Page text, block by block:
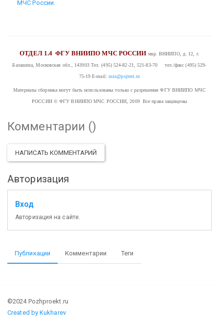
МЧС России.
ОТДЕЛ 1.4ФГУ ВНИИПО МЧС РОССИИ мкр. ВНИИПО, д. 12, г.
Балашиха, Московская обл., 143903Тел. (495) 524-82-21, 521-83-70 тел./факс (495) 529-
75-19 E-mail: nsis@pojtest.ru
Материалы сборника могут быть использованы только с разрешения ФГУ ВНИИПО МЧС
РОССИИ© ФГУ ВНИИПО МЧС РОССИИ, 2009 Все права защищены
Комментарии ()
НАПИСАТЬ КОММЕНТАРИЙ
Авторизация
Вход
Авторизация на сайте.
Публикации Комментарии Теги
©2024 Pozhproekt.ru
Created by Kukharev